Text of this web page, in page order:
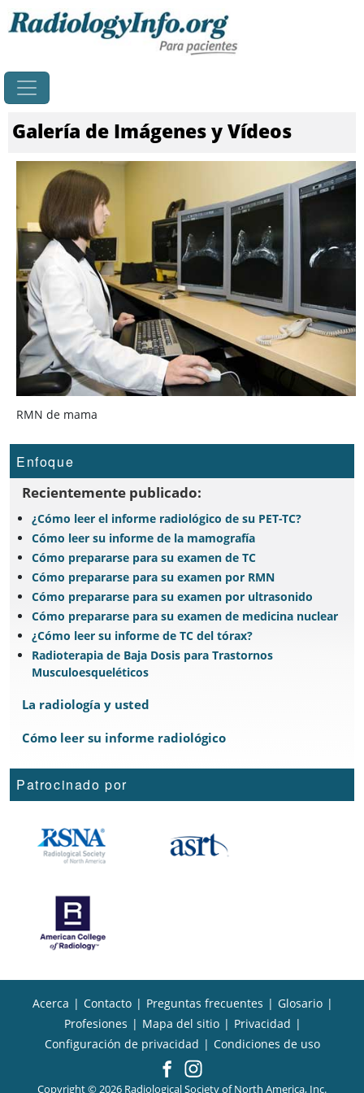
Galería de Imágenes y Vídeos
RMN de mama
Enfoque
Recientemente publicado:
¿Cómo leer el informe radiológico de su PET-TC?
Cómo leer su informe de la mamografía
Cómo prepararse para su examen de TC
Cómo prepararse para su examen por RMN
Cómo prepararse para su examen por ultrasonido
Cómo prepararse para su examen de medicina nuclear
¿Cómo leer su informe de TC del tórax?
Radioterapia de Baja Dosis para Trastornos
Musculoesqueléticos
La radiología y usted
Cómo leer su informe radiológico
Patrocinado por
Acerca | Contacto | Preguntas frecuentes | Glosario |
Profesiones | Mapa del sitio | Privacidad |
Configuración de privacidad | Condiciones de uso
Copyright © 2026 Radiological Society of North America, Inc.